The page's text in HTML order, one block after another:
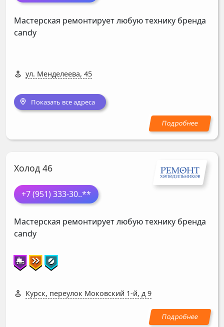
Мастерская ремонтирует любую технику бренда
candy
ул. Менделеева, 45
Показать все адреса
Холод 46
+7 (951) 333-30..**
Мастерская ремонтирует любую технику бренда
candy
Курск, переулок Моковский 1-й, д 9